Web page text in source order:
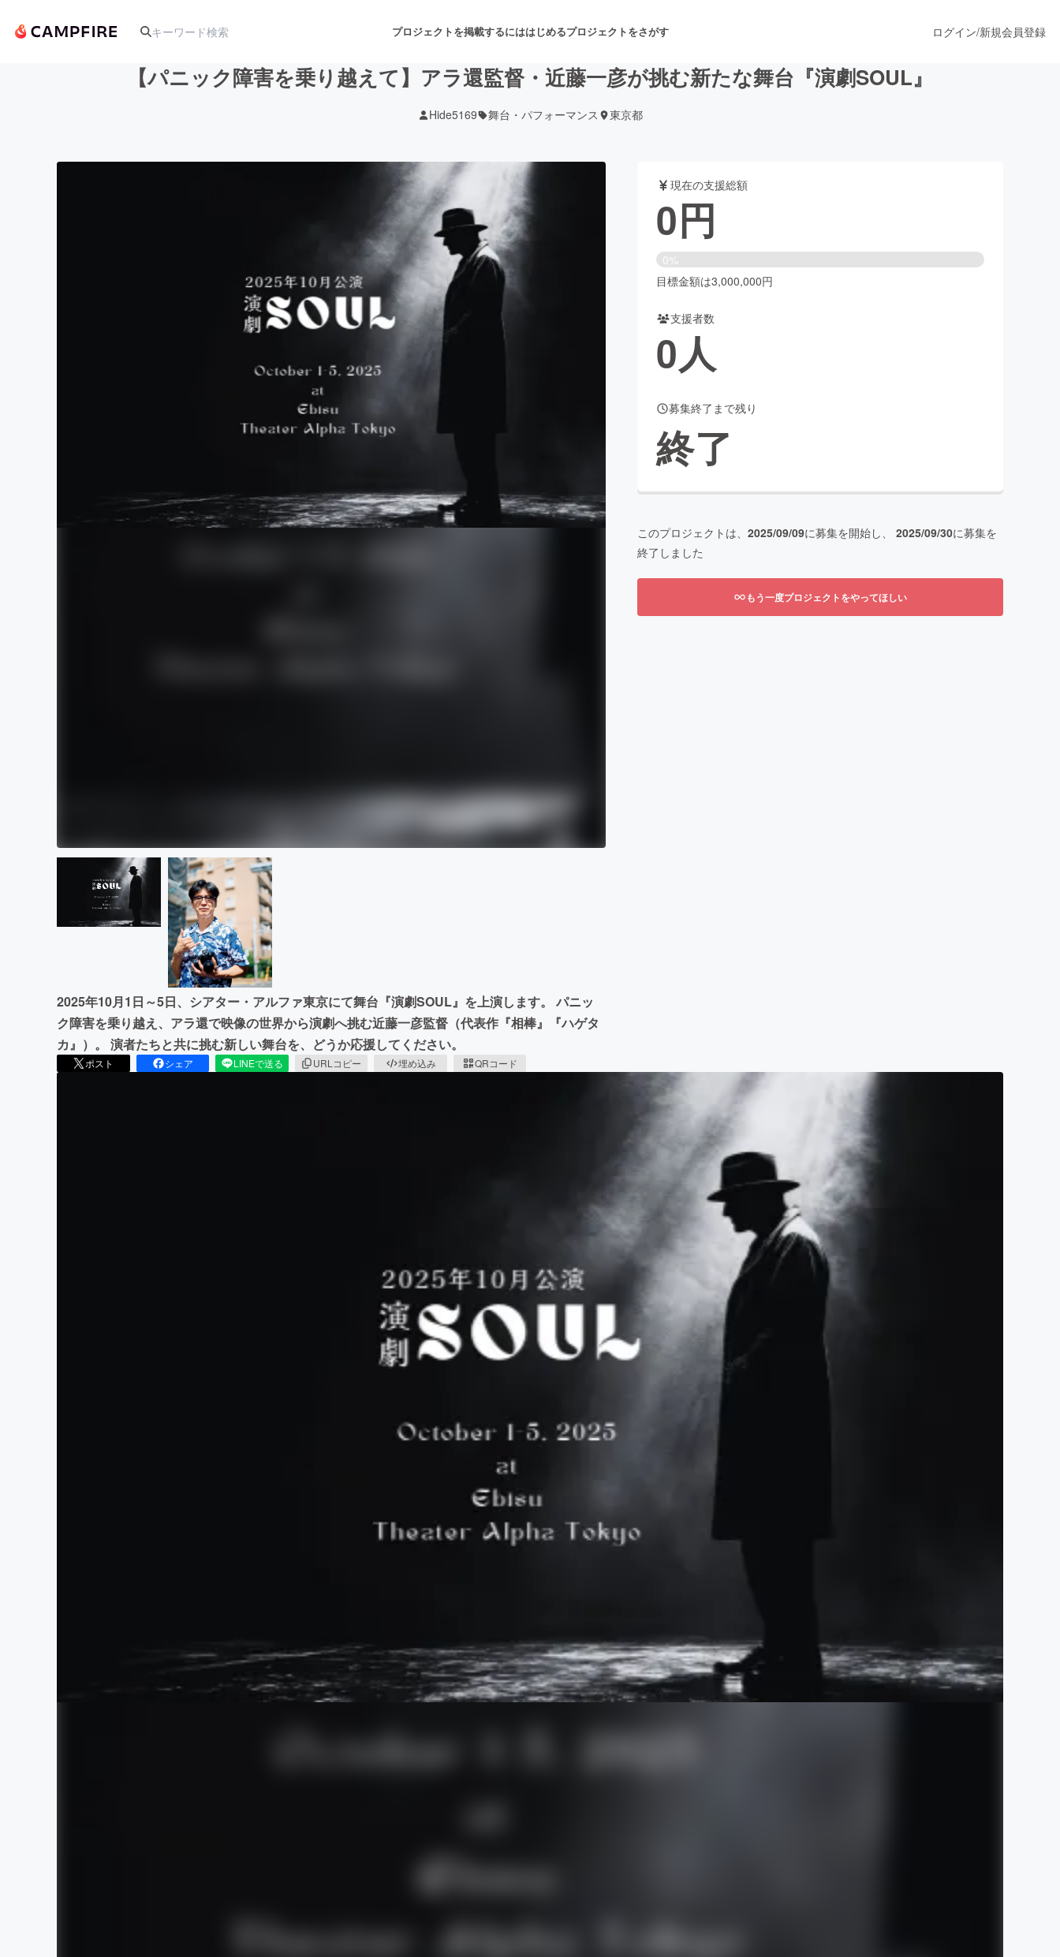
プロジェクトを掲載するにははじめるプロジェクトをさがす
音楽 舞台・パフォーマンス
ゲーム・サービス開発
書籍・雑誌出版
チャレンジ ビューティー・ヘルスケア
まちづくり・地域活性化
CAMPFIREふるさと納税
ログイン/新規会員登録
【パニック障害を乗り越えて】アラ還監督・近藤一彦が挑む新たな舞台『演劇SOUL』
Hide5169 舞台・パフォーマンス 東京都
2025年10月1日～5日、シアター・アルファ東京にて舞台『演劇SOUL』を上演します。 パニッ
ク障害を乗り越え、アラ還で映像の世界から演劇へ挑む近藤一彦監督（代表作『相棒』『ハゲタ
カ』）。 演者たちと共に挑む新しい舞台を、どうか応援してください。
ポスト シェア LINEで送る URLコピー 埋め込み QRコード
現在の支援総額
0円
0%
目標金額は3,000,000円
支援者数
0人
募集終了まで残り
終了
このプロジェクトは、 2025/09/09に募集を開始し、 2025/09/30に募集を
終了しました
もう一度プロジェクトをやってほしい